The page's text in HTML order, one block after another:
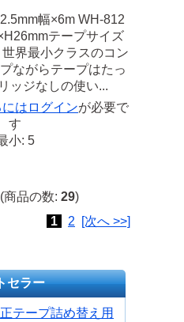
幅×6m WH-812
テープサイズ
界最小クラスのコン
ながらテープはたっ
ッジなしの使い...
は ログインが必要で
す
小: 5
商品の数: 29)
1
2 [次へ >>]
セラー
テープ詰め替え用